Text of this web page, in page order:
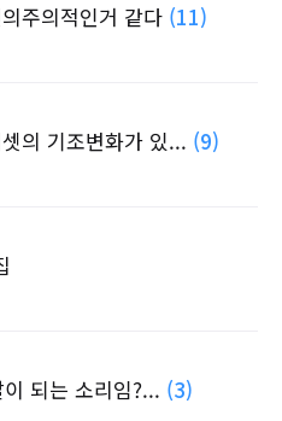
주의적인거 같다 (11)
의 기조변화가 있... (9)
되는 소리임?... (3)